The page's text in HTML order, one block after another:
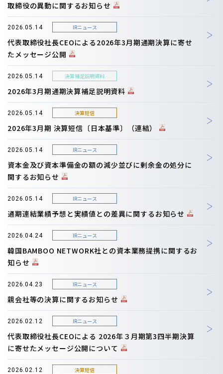
取締役の異動に関するお知らせ
2026.05.14 IRニュース
代表取締役社長CEOによる2026年3月期通期決算に寄せ
たメッセージ公開
2026.05.14 決算補足説明資料
2026年3月期通期決算補足説明資料
2026.05.14 決算短信
2026年3月期 決算短信〔日本基準〕（連結）
2026.05.14 IRニュース
資本金及び資本準備金の額の減少並びに剰余金の処分に
関するお知らせ
2026.05.14 IRニュース
通期連結業績予想と実績値との差異に関するお知らせ
2026.04.24 IRニュース
韓国BAMBOO NETWORK社との資本業務提携に関するお
知らせ
2026.04.23 IRニュース
親会社等の決算に関するお知らせ
2026.02.12 IRニュース
代表取締役社長CEOによる 2026年３月期第3四半期決算
に寄せたメッセージ公開について
2026.02.12 決算短信